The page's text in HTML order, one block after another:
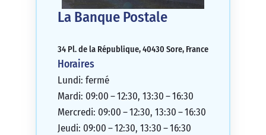
La Banque Postale
34 Pl. de la République, 40430 Sore, France
Horaires
Lundi: fermé
Mardi: 09:00 – 12:30, 13:30 – 16:30
Mercredi: 09:00 – 12:30, 13:30 – 16:30
Jeudi: 09:00 – 12:30, 13:30 – 16:30